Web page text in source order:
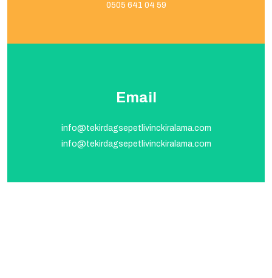
0505 641 04 59
Email
info@tekirdagsepetlivinckiralama.com
info@tekirdagsepetlivinckiralama.com